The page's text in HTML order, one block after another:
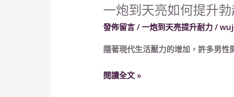
一炮到天亮如何提升
發佈留言/一炮到天亮提升耐力/
隨著現代生活壓力的增加，許多男
一
炮
天
如
閱讀全文 »